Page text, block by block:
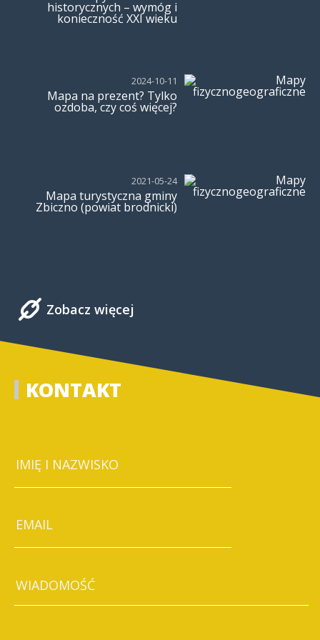
historycznych – wymóg i
konieczność XXI wieku
2024-10-11
Mapa na prezent? Tylko
ozdoba, czy coś więcej?
2021-05-24
Mapa turystyczna gminy
Zbiczno (powiat brodnicki)
Zobacz więcej
KONTAKT